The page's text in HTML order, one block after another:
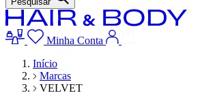
Minha Conta
Início
Marcas
VELVET